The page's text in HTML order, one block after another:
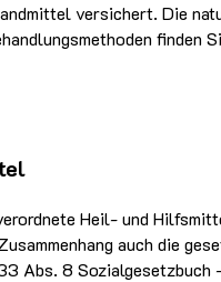
versichert. Die
finden
Heil- und
auch die
Abs. 8